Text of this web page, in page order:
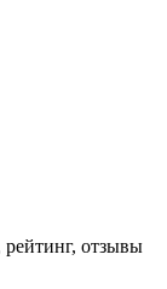
отзывы